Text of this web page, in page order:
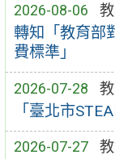
2026-08-06
轉知「教育部
費標準」
2026-07-28
「臺北市
2026-07-27